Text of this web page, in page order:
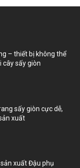
– thiết bị không thể
cây sấy giòn
sấy giòn cực dễ,
xuất
xuất Đậu phụ